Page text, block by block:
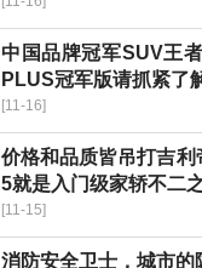
中国品牌冠军SUV王
PLUS冠军版请抓紧了
[11-16]
价格和品质皆吊打吉
5就是入门级家轿不二
[11-15]
消防安全卫士，城市的